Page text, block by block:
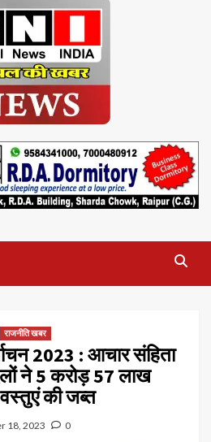
राजनीति खबर
2023 : आचार संहिता
ने 5 करोड़ 57 लाख
की जब्त
18, 2023 0